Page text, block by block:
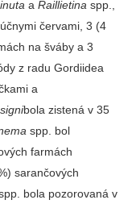
a Raillietinaspp.,
červami, 3 (4
na šváby a 3
z radu Gordiidea
a
bola zistená v 35
spp. bol
farmách
sarančových
bola pozorovaná v